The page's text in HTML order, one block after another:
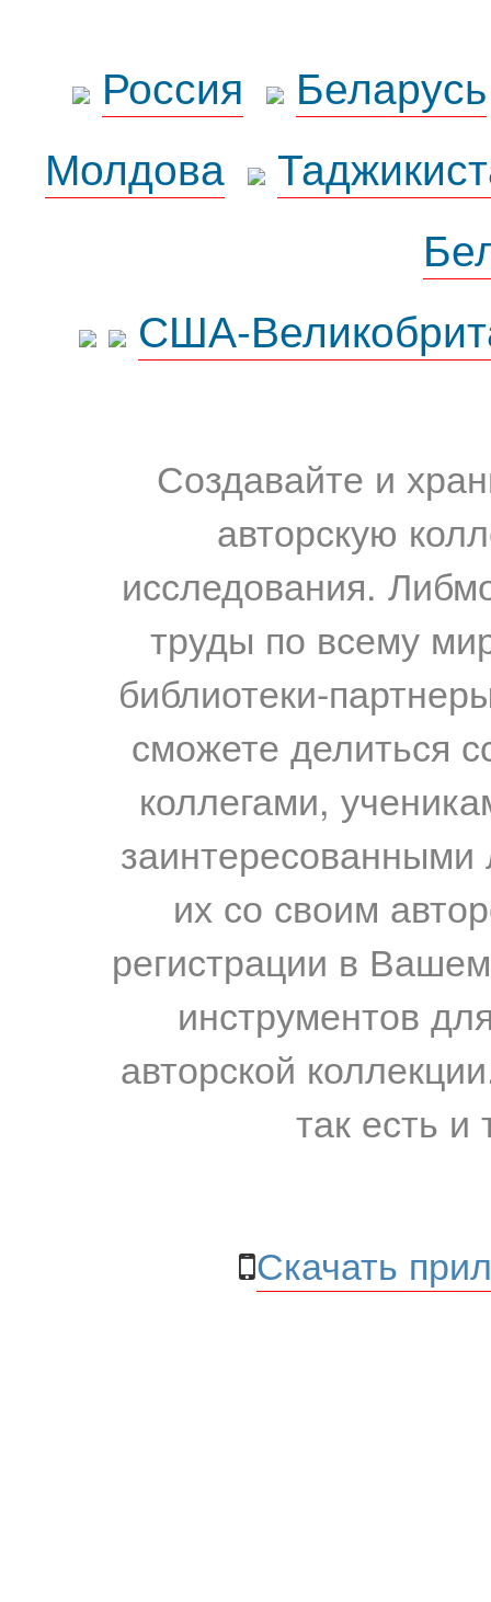
Россия
Беларусь
Молдова
США-
Создавайте и
авторскую
исследования.
труды по всему
библиотеки-
сможете делиться
коллегами,
их со своим
регистрации в
инструментов
авторской
так есть и
Скачать